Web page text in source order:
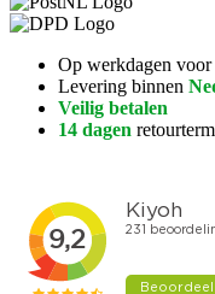
Op werkdagen voor
Levering binnen
Veilig betalen
14 dagen